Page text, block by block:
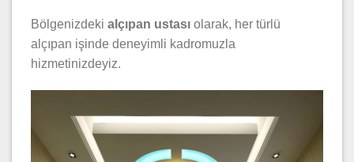
Bölgenizdeki alçıpan ustası olarak, her türlü
alçıpan işinde deneyimli kadromuzla
hizmetinizdeyiz.